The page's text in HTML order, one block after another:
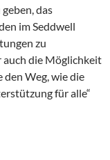
das
im Seddwell
zu
die Möglichkeit
den Weg, wie die
für alle“